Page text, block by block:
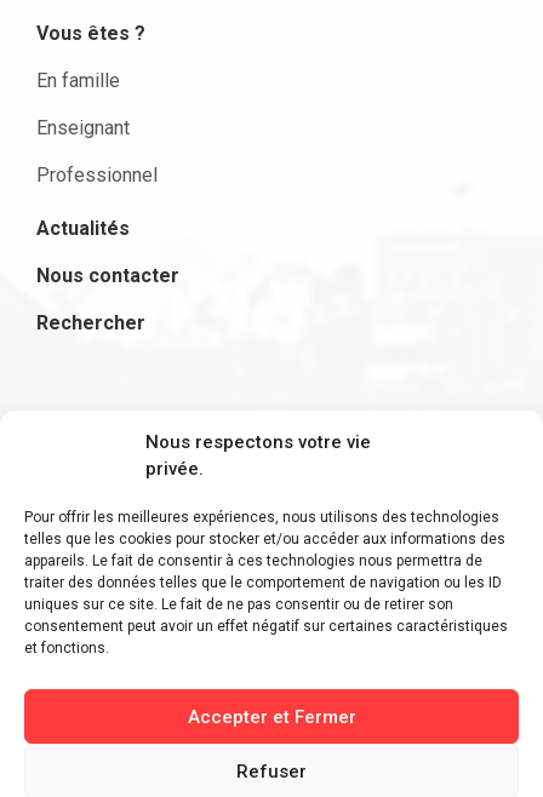
Nous respectons votre vie
privée.
Pour offrir les meilleures expériences, nous utilisons des technologies
telles que les cookies pour stocker et/ou accéder aux informations des
appareils. Le fait de consentir à ces technologies nous permettra de
traiter des données telles que le comportement de navigation ou les ID
uniques sur ce site. Le fait de ne pas consentir ou de retirer son
consentement peut avoir un effet négatif sur certaines caractéristiques
et fonctions.
Accepter et Fermer
Refuser
Vous êtes ?
En famille
Enseignant
Professionnel
Actualités
Nous contacter
Rechercher
S'inscrire à la newsletter
Restez informé des derniers ajouts et des
dernières actualités !